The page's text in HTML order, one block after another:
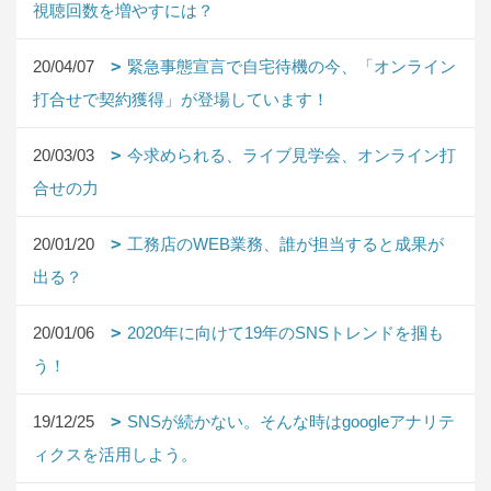
視聴回数を増やすには？
20/04/07
緊急事態宣言で自宅待機の今、「オンライン
打合せで契約獲得」が登場しています！
20/03/03
今求められる、ライブ見学会、オンライン打
合せの力
20/01/20
工務店のWEB業務、誰が担当すると成果が
出る？
20/01/06
2020年に向けて19年のSNSトレンドを掴も
う！
19/12/25
SNSが続かない。そんな時はgoogleアナリテ
ィクスを活用しよう。